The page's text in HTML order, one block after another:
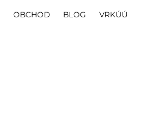
OBCHOD BLOG VRKÚÚ